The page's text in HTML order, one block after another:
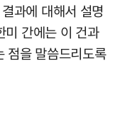
과에 대해서 설명
미 간에는 이 건과
점을 말씀드리도록